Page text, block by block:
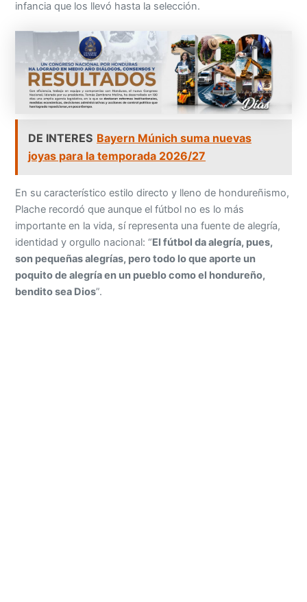
infancia que los llevó hasta la selección.
DE INTERES Bayern Múnich suma nuevas
joyas para la temporada 2026/27
En su característico estilo directo y lleno de hondureñismo,
Plache recordó que aunque el fútbol no es lo más
importante en la vida, sí representa una fuente de alegría,
identidad y orgullo nacional: “El fútbol da alegría, pues,
son pequeñas alegrías, pero todo lo que aporte un
poquito de alegría en un pueblo como el hondureño,
bendito sea Dios”.